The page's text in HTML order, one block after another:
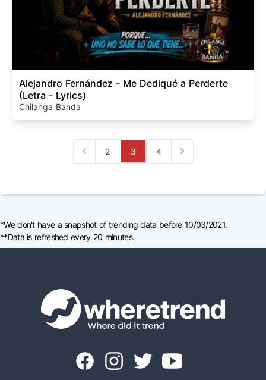
Alejandro Fernández - Me Dediqué a Perderte
(Letra - Lyrics)
Chilanga Banda
Previous
2 3 4
Next
*We don't have a snapshot of trending data before 10/03/2021.
**Data is refreshed every 20 minutes.